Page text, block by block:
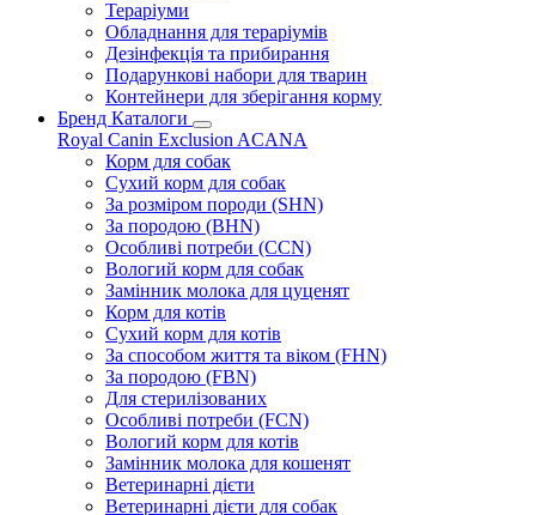
Тераріуми
Обладнання для тераріумів
Дезінфекція та прибирання
Подарункові набори для тварин
Контейнери для зберігання корму
Бренд Каталоги
Royal Canin Exclusion ACANA
Корм для собак
Сухий корм для собак
За розміром породи (SHN)
За породою (BHN)
Особливі потреби (CCN)
Вологий корм для собак
Замінник молока для цуценят
Корм для котів
Сухий корм для котів
За способом життя та віком (FHN)
За породою (FBN)
Для стерилізованих
Особливі потреби (FCN)
Вологий корм для котів
Замінник молока для кошенят
Ветеринарні дієти
Ветеринарні дієти для собак